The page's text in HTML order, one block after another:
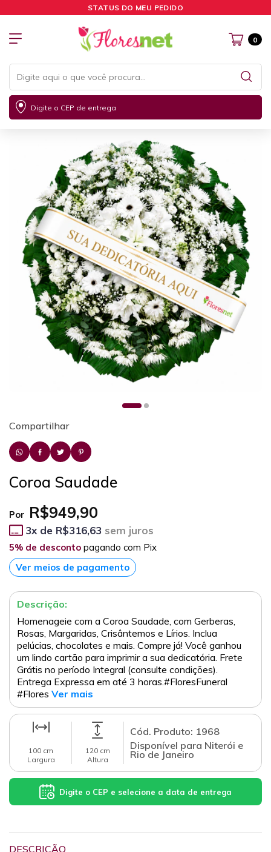
STATUS DO MEU PEDIDO
0
Digite o CEP de entrega
Compartilhar
Coroa Saudade
Por R$949,90
3x de R$316,63 sem juros
5% de desconto pagando com Pix
Ver meios de pagamento
Descrição:
Homenageie com a Coroa Saudade, com Gerberas,
Rosas, Margaridas, Crisântemos e Lírios. Inclua
pelúcias, chocolates e mais. Compre já! Você ganhou
um lindo cartão para imprimir a sua dedicatória. Frete
Grátis no período Integral (consulte condições).
Entrega Expressa em até 3 horas.#FloresFuneral
#Flores Ver mais
100 cm
Largura
120 cm
Altura
Cód. Produto: 1968
Disponível para Niterói e
Rio de Janeiro
Digite o CEP e selecione a data de entrega
DESCRIÇÃO